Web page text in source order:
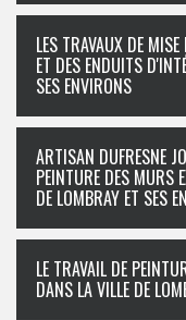
LES TRAVAUX DE
ET DES ENDUITS
SES ENVIRONS
ARTISAN DUFRESNE
PEINTURE DES MURS
DE LOMBRAY ET SES
LE TRAVAIL DE
DANS LA VILLE DE